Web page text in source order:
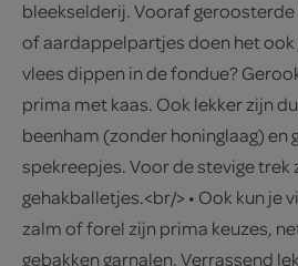
bleekselderij. Vooraf
of aardappelpartjes doen het ook
vlees dippen in de fondue?
prima met kaas. Ook lekker zijn
beenham (zonder honinglaag) en
spekreepjes. Voor de stevige trek
gehakballetjes.<br/> • Ook kun je
zalm of forel zijn prima keuzes,
gebakken garnalen. Verrassend